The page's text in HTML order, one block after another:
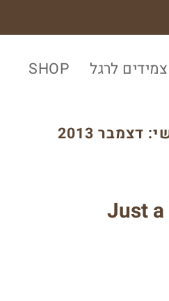
צמידים לרגל SHOP
דצמבר 2013
Just